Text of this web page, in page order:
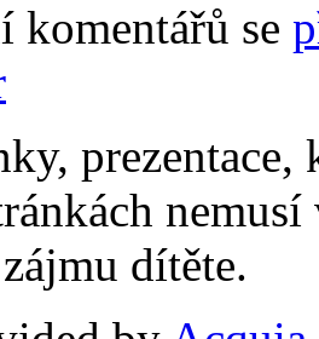
komentářů se
dítěte.